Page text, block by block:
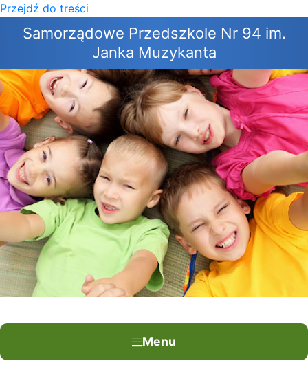
Przejdź do treści
Samorządowe Przedszkole Nr 94 im.
Janka Muzykanta
Menu
×